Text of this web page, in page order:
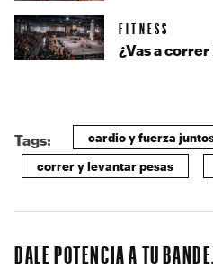
FITNESS
¿Vas a
Tags: cardio y fuerza
correr y levantar pesas
DALE POTENCIA A TU